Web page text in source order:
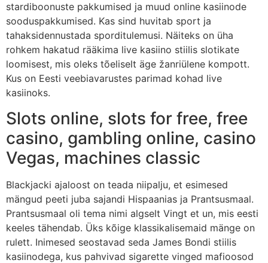
stardiboonuste pakkumised ja muud online kasiinode
sooduspakkumised. Kas sind huvitab sport ja
tahaksidennustada sporditulemusi. Näiteks on üha
rohkem hakatud rääkima live kasiino stiilis slotikate
loomisest, mis oleks tõeliselt äge žanriülene kompott.
Kus on Eesti veebiavarustes parimad kohad live
kasiinoks.
Slots online, slots for free, free
casino, gambling online, casino
Vegas, machines classic
Blackjacki ajaloost on teada niipalju, et esimesed
mängud peeti juba sajandi Hispaanias ja Prantsusmaal.
Prantsusmaal oli tema nimi algselt Vingt et un, mis eesti
keeles tähendab. Üks kõige klassikalisemaid mänge on
rulett. Inimesed seostavad seda James Bondi stiilis
kasiinodega, kus pahvivad sigarette vinged mafioosod